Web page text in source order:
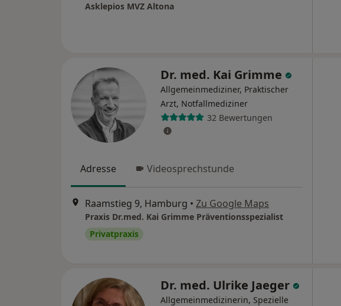
Asklepios MVZ Altona
Dr. med. Kai Grimme
Allgemeinmediziner, Praktischer
Arzt, Notfallmediziner
32 Bewertungen
Adresse Videosprechstunde
Raamstieg 9, Hamburg • Zu Google Maps
Praxis Dr.med. Kai Grimme Präventionsspezialist
Privatpraxis
Dr. med. Ulrike Jaeger
Allgemeinmedizinerin, Spezielle